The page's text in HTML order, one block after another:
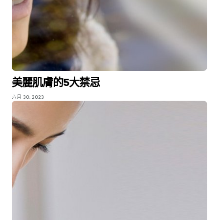
美麗肌膚的5大禁忌
六月 30, 2023